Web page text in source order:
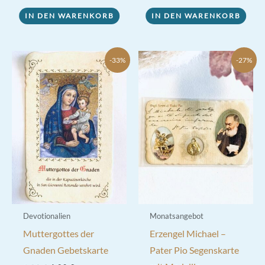
5,70 €2,50 €.
IN DEN WARENKORB
1,80 €1,20 €.
IN DEN WARENKORB
-33%
Devotionalien
Muttergottes der
Gnaden Gebetskarte
-27%
Monatsangebot
Erzengel Michael –
Pater Pio Segenskarte